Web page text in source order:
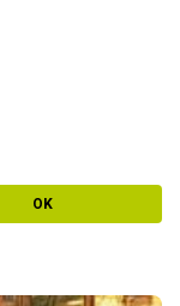
OK